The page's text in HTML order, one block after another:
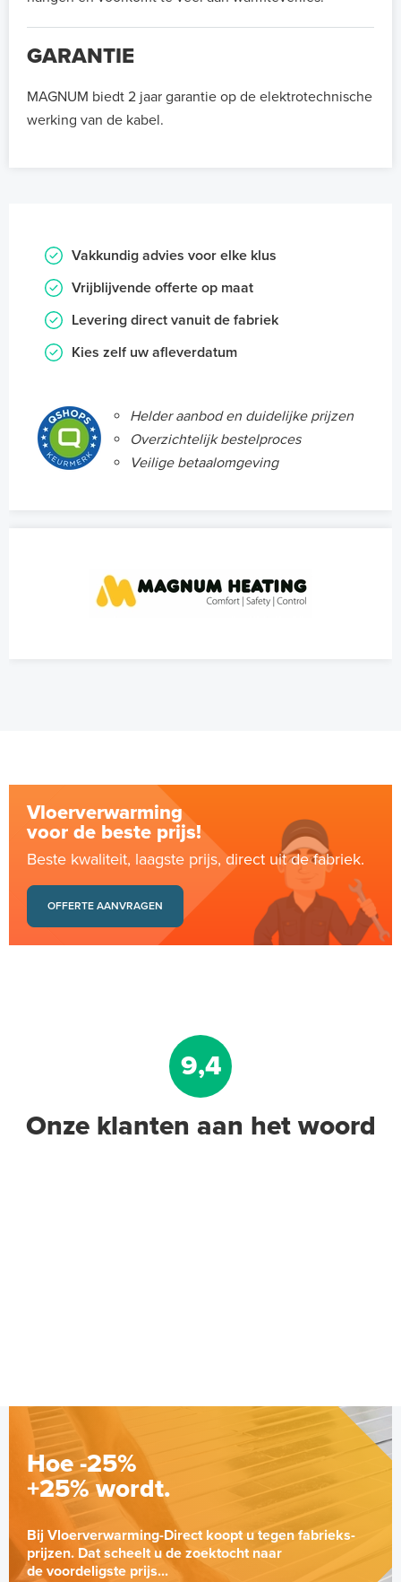
GARANTIE
MAGNUM biedt 2 jaar garantie op de elektrotechnische
werking van de kabel.
Vakkundig advies voor elke klus
Vrijblijvende offerte op maat
Levering direct vanuit de fabriek
Kies zelf uw afleverdatum
Helder aanbod en duidelijke prijzen
Overzichtelijk bestelproces
Veilige betaalomgeving
Vloerverwarming
voor de beste prijs!
Beste kwaliteit, laagste prijs, direct uit de fabriek.
OFFERTE AANVRAGEN
9,4
Onze klanten aan het woord
Hoe -25%
+25% wordt.
Bij Vloerverwarming-Direct koopt u tegen fabrieks-
prijzen. Dat scheelt u de zoektocht naar
de voordeligste prijs...